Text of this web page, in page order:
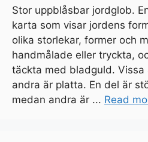
Stor uppblåsbar jordglob.
karta som visar jordens
olika storlekar, former och
handmålade eller tryckta,
täckta med bladguld. Vissa
andra är platta. En del är
medan andra är ... Read